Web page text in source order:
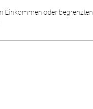
Einkommen oder begrenzten